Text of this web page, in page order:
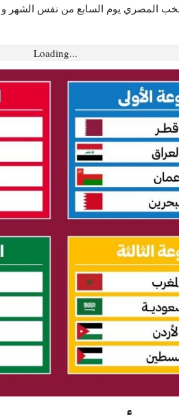
المصري يوم السابع من نفس الشهر
Loading...